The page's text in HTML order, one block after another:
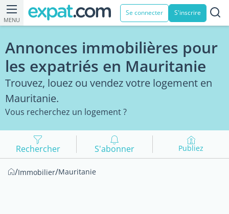
MENU
Se connecter S'inscrire
Annonces immobilières pour
les expatriés en Mauritanie
Trouvez, louez ou vendez votre logement en
Mauritanie.
Vous recherchez un logement ?
Rechercher S'abonner Publiez
/Immobilier/Mauritanie